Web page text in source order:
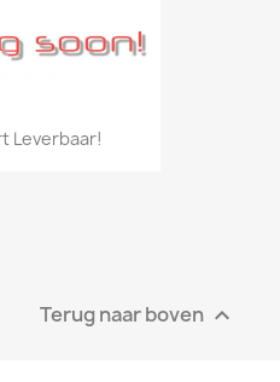
Leverbaar!
Terug naar boven 